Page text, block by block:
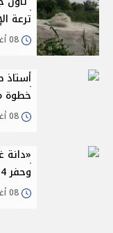
ترعة
أستاذ
خطوة
وحفر 4 آبار قبل نهاية 2026